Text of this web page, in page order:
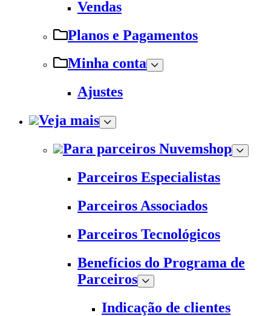
Vendas
Planos e Pagamentos
Minha conta
Ajustes
Veja mais
Para parceiros Nuvemshop
Parceiros Especialistas
Parceiros Associados
Parceiros Tecnológicos
Benefícios do Programa de
Parceiros
Indicação de clientes